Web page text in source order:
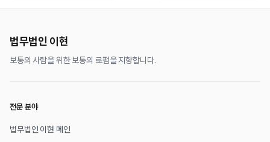
법무법인 이현
보통의 사람을 위한 보통의 로펌을 지향합니다.
전문 분야
법무법인 이현 메인